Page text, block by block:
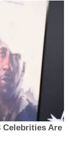
Celebrities Are